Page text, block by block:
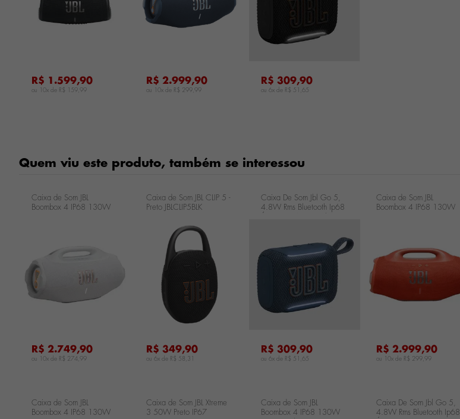
R$ 1.599,90
ou 10x de R$ 159,99
R$ 2.999,90
ou 10x de R$ 299,99
R$ 309,90
ou 6x de R$ 51,65
Quem viu este produto, também se interessou
Caixa de Som JBL
Boombox 4 IP68 130W
R$ 2.749,90
ou 10x de R$ 274,99
Caixa de Som JBL CLIP 5 -
Preto JBLCLIP5BLK
R$ 349,90
ou 6x de R$ 58,31
Caixa De Som Jbl Go 5,
4.8W Rms Bluetooth Ip68
R$ 309,90
ou 6x de R$ 51,65
Caixa de Som JBL
Boombox 4 IP68 130W
R$ 2.999,90
ou 10x de R$ 299,99
Caixa de Som JBL
Boombox 4 IP68 130W
Caixa de Som JBL Xtreme
3 50W Preto IP67
Caixa de Som JBL
Boombox 4 IP68 130W
Caixa De Som Jbl Go 5,
4.8W Rms Bluetooth Ip68